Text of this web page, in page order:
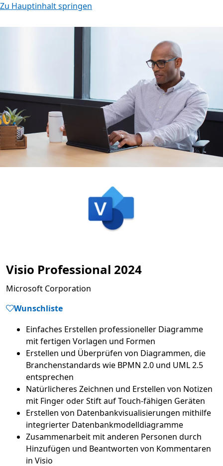
Zu Hauptinhalt springen
Visio Professional 2024
Microsoft Corporation
Wunschliste
Einfaches Erstellen professioneller Diagramme
Erstellen und Überprüfen von Diagrammen, die
Branchenstandards wie BPMN 2.0 und UML 2.5
Natürlicheres Zeichnen und Erstellen von Notizen
Erstellen von Datenbankvisualisierungen mithilfe
Zusammenarbeit mit anderen Personen durch
Hinzufügen und Beantworten von Kommentaren